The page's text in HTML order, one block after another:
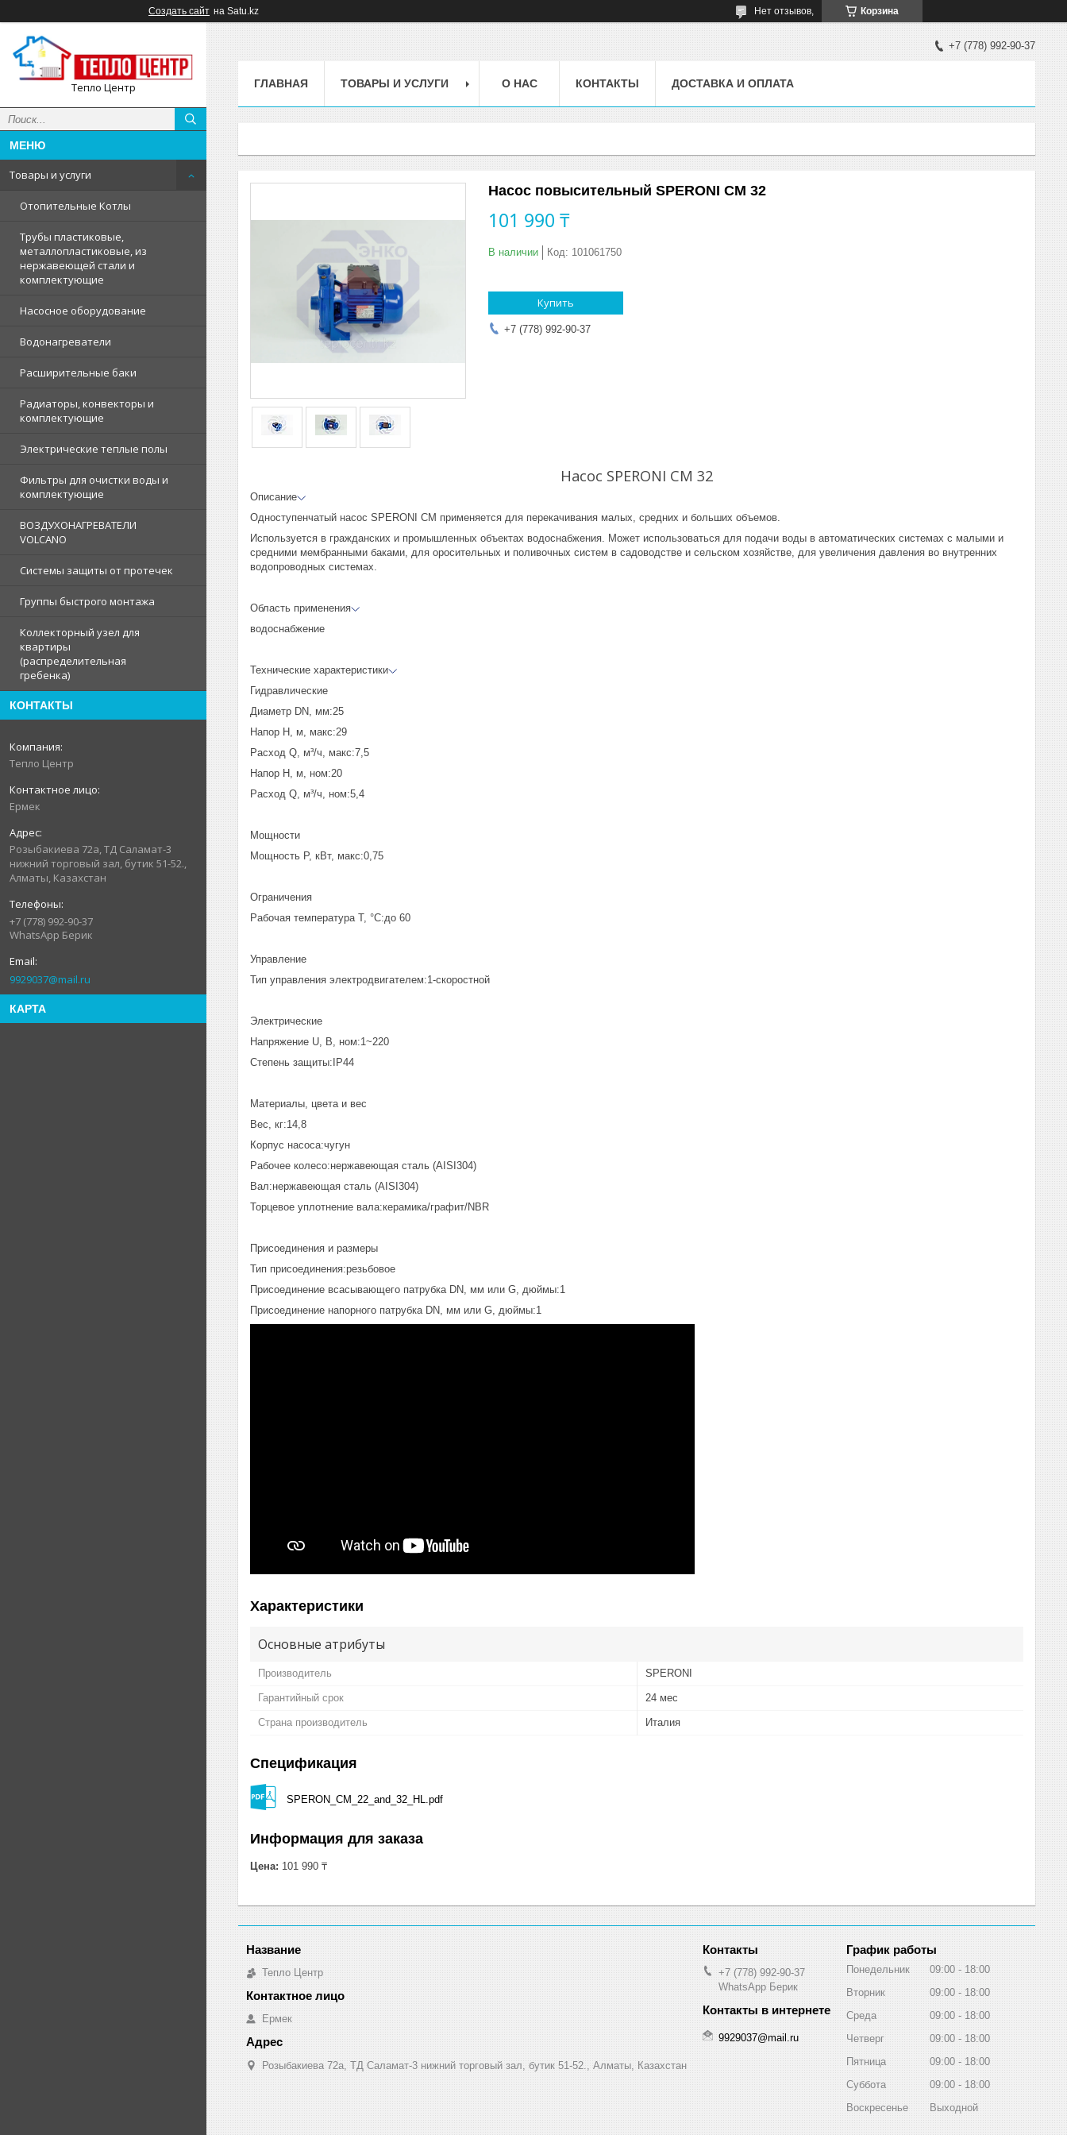
Создать сайт на Satu.kz Корзина
Нет отзывов,
Тепло Центр
Товары и услуги
Отопительные Котлы
Трубы пластиковые,
металлопластиковые, из
нержавеющей стали и
комплектующие
Насосное оборудование
Водонагреватели
Расширительные баки
Радиаторы, конвекторы и
комплектующие
Электрические теплые полы
Фильтры для очистки воды и
комплектующие
ВОЗДУХОНАГРЕВАТЕЛИ
VOLCANO
Системы защиты от протечек
Группы быстрого монтажа
Коллекторный узел для
квартиры
(распределительная
гребенка)
КОНТАКТЫ
Тепло Центр
Ермек
Розыбакиева 72а, ТД Саламат-3
нижний торговый зал, бутик 51-52.,
Алматы, Казахстан
+7 (778) 992-90-37
WhatsApp Берик
9929037@mail.ru
КАРТА
+7 (778) 992-90-37
ГЛАВНАЯ ТОВАРЫ И УСЛУГИ О НАС КОНТАКТЫ ДОСТАВКА И ОПЛАТА
Насос повысительный SPERONI CM 32
101 990 ₸
В наличии Код: 101061750
Купить
+7 (778) 992-90-37
Насос SPERONI CM 32
Описание
Одноступенчатый насос SPERONI CM применяется для перекачивания малых, средних и больших объемов.
Используется в гражданских и промышленных объектах водоснабжения. Может использоваться для подачи воды в автоматических системах с малыми и
средними мембранными баками, для оросительных и поливочных систем в садоводстве и сельском xозяйстве, для увеличения давления во внутренних
водопроводных системах.
Область применения
водоснабжение
Технические характеристики
Гидравлические
Диаметр DN, мм:25
Напор H, м, макс:29
Расход Q, м³/ч, макс:7,5
Напор H, м, ном:20
Расход Q, м³/ч, ном:5,4
Мощности
Мощность P, кВт, макс:0,75
Ограничения
Рабочая температура T, °C:до 60
Управление
Тип управления электродвигателем:1-скоростной
Электрические
Напряжение U, В, ном:1~220
Степень защиты:IP44
Материалы, цвета и вес
Вес, кг:14,8
Корпус насоса:чугун
Рабочее колесо:нержавеющая сталь (AISI304)
Вал:нержавеющая сталь (AISI304)
Торцевое уплотнение вала:керамика/графит/NBR
Присоединения и размеры
Тип присоединения:резьбовое
Присоединение всасывающего патрубка DN, мм или G, дюймы:1
Присоединение напорного патрубка DN, мм или G, дюймы:1
Характеристики
Основные атрибуты
Производитель SPERONI
Гарантийный срок 24 мес
Страна производитель Италия
Спецификация
SPERON_CM_22_and_32_HL.pdf
Информация для заказа
Цена: 101 990 ₸
Тепло Центр
Ермек
Розыбакиева 72а, ТД Саламат-3 нижний торговый зал, бутик 51-52., Алматы, Казахстан
+7 (778) 992-90-37
WhatsApp Берик
9929037@mail.ru
График работы
Понедельник 09:00
18:00
Вторник
09:00
18:00
Среда
09:00
18:00
Четверг
09:00
18:00
Пятница
09:00
18:00
Суббота
09:00
18:00
Воскресенье
Выходной